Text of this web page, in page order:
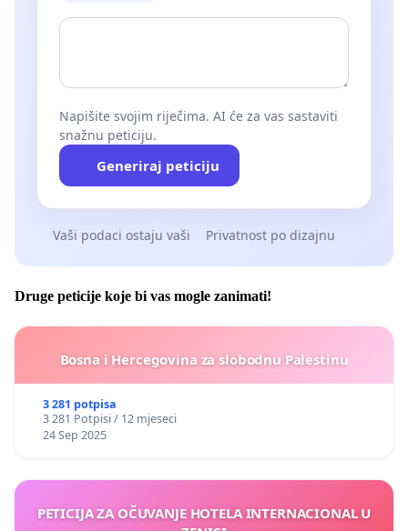
Napišite svojim riječima. AI će za vas sastaviti
snažnu peticiju.
Generiraj peticiju
Vaši podaci ostaju vaši Privatnost po dizajnu
Druge peticije koje bi vas mogle zanimati!
Bosna i Hercegovina za slobodnu Palestinu
3 281 potpisa
3 281 Potpisi / 12 mjeseci
24 Sep 2025
PETICIJA ZA OČUVANJE HOTELA INTERNACIONAL U